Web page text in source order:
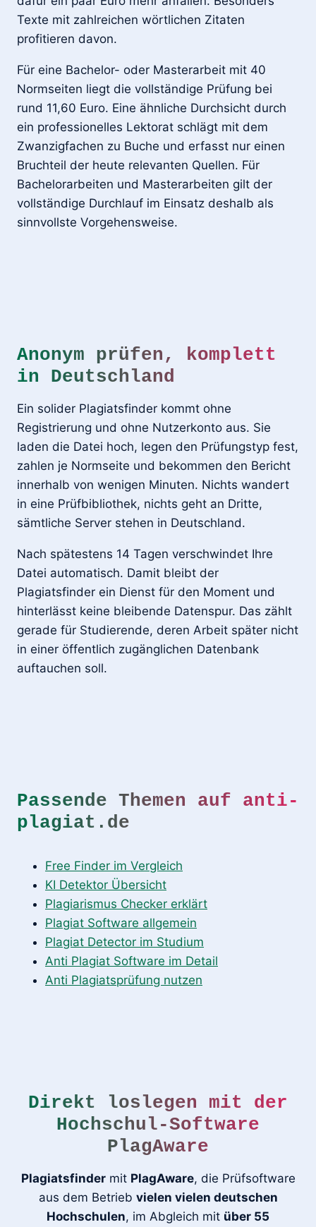
Texte mit zahlreichen wörtlichen Zitaten
profitieren davon.
Für eine Bachelor- oder Masterarbeit mit 40
Normseiten liegt die vollständige Prüfung bei
rund 11,60 Euro. Eine ähnliche Durchsicht durch
ein professionelles Lektorat schlägt mit dem
Zwanzigfachen zu Buche und erfasst nur einen
Bruchteil der heute relevanten Quellen. Für
Bachelorarbeiten und Masterarbeiten gilt der
vollständige Durchlauf im Einsatz deshalb als
sinnvollste Vorgehensweise.
Anonym prüfen, komplett
in Deutschland
Ein solider Plagiatsfinder kommt ohne
Registrierung und ohne Nutzerkonto aus. Sie
laden die Datei hoch, legen den Prüfungstyp fest,
zahlen je Normseite und bekommen den Bericht
innerhalb von wenigen Minuten. Nichts wandert
in eine Prüfbibliothek, nichts geht an Dritte,
sämtliche Server stehen in Deutschland.
Nach spätestens 14 Tagen verschwindet Ihre
Datei automatisch. Damit bleibt der
Plagiatsfinder ein Dienst für den Moment und
hinterlässt keine bleibende Datenspur. Das zählt
gerade für Studierende, deren Arbeit später nicht
in einer öffentlich zugänglichen Datenbank
auftauchen soll.
Passende Themen auf anti-
plagiat.de
Free Finder im Vergleich
KI Detektor Übersicht
Plagiarismus Checker erklärt
Plagiat Software allgemein
Plagiat Detector im Studium
Anti Plagiat Software im Detail
Anti Plagiatsprüfung nutzen
Direkt loslegen mit der
Hochschul-Software
PlagAware
Plagiatsfindermit PlagAware, die Prüfsoftware
aus dem Betrieb vielen vielen deutschen
Hochschulen, im Abgleich mit über 55